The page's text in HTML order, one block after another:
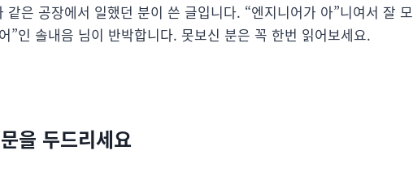
같은 공장에서 일했던 분이 쓴 글입니다. “엔지니어가 아”니여서 잘 모
”인 솔내음 님이 반박합니다. 못보신 분은 꼭 한번 읽어보세요.
을 두드리세요